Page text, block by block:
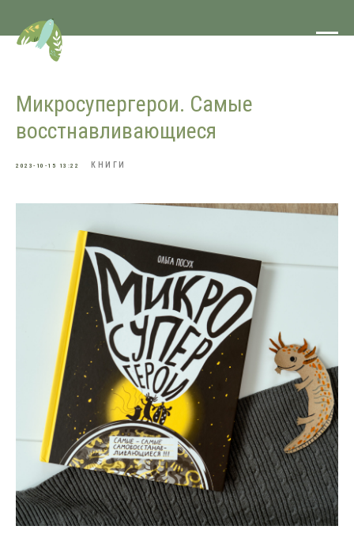
Микросупергерои. Самые
восстнавливающиеся
2023-10-15 13:22 КНИГИ